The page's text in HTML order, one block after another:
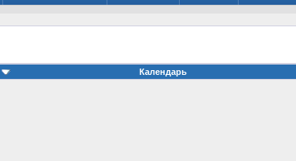
Календарь